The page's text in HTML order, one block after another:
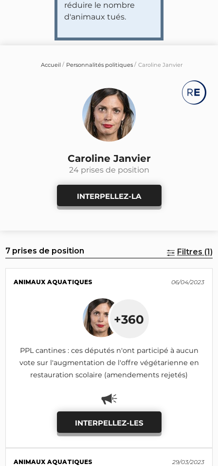
réduire le nombre
d'animaux tués.
Accueil Personnalités politiques Caroline Janvier
Caroline Janvier
24 prises de position
INTERPELLEZ-LA
7 prises de position Filtres (1)
ANIMAUX AQUATIQUES 06/04/2023
+360
PPL cantines : ces députés n'ont participé à aucun
vote sur l'augmentation de l'offre végétarienne en
restauration scolaire (amendements rejetés)
INTERPELLEZ-LES
ANIMAUX AQUATIQUES 29/03/2023